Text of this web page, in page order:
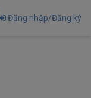
Đăng nhập/Đăng ký